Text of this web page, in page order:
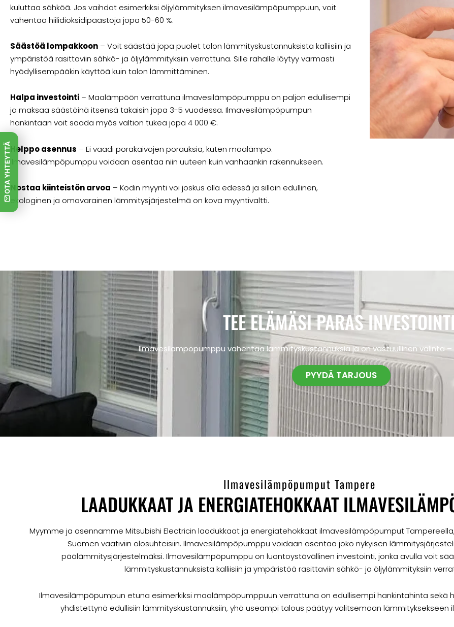
kuluttaa sähköä. Jos vaihdat esimerkiksi öljylämmityksen ilmavesilämpöpumppuun, voit
vähentää hiilidioksidipäästöjä jopa 50-60 %.
Säästöä lompakkoon – Voit säästää jopa puolet talon lämmityskustannuksista kalliisiin ja
ympäristöä rasittaviin sähkö- ja öljylämmityksiin verrattuna. Sille rahalle löytyy varmasti
hyödyllisempääkin käyttöä kuin talon lämmittäminen.
Halpa investointi – Maalämpöön verrattuna ilmavesilämpöpumppu on paljon edullisempi
ja maksaa säästöinä itsensä takaisin jopa 3-5 vuodessa. Ilmavesilämpöpumpun
hankintaan voit saada myös valtion tukea jopa 4 000 €.
Helppo asennus – Ei vaadi porakaivojen porauksia, kuten maalämpö.
Ilmavesilämpöpumppu voidaan asentaa niin uuteen kuin vanhaankin rakennukseen.
Nostaa kiinteistön arvoa – Kodin myynti voi joskus olla edessä ja silloin edullinen,
ekologinen ja omavarainen lämmitysjärjestelmä on kova myyntivaltti.
TEE ELÄMÄSI PARAS
Ilmavesilämpöpumppu vähentää lämmityskustannuksia ja on vastuullinen valinta
PYYDÄ TARJOUS
Ilmavesilämpöpumput Tampere
LAADUKKAAT JA ENERGIATEHOKKAAT
Myymme ja asennamme Mitsubishi Electricin laadukkaat ja energiatehokkaat ilmavesilämpöpumput
Suomen vaativiin olosuhteisiin. Ilmavesilämpöpumppu voidaan asentaa joko nykyisen
päälämmitysjärjestelmäksi. Ilmavesilämpöpumppu on luontoystävällinen investointi, jonka avulla voit
lämmityskustannuksista kalliisiin ja ympäristöä rasittaviin sähkö- ja öljylämmityksiin
Ilmavesilämpöpumpun etuna esimerkiksi maalämpöpumppuun verrattuna on edullisempi hankintahinta sekä
yhdistettynä edullisiin lämmityskustannuksiin, yhä useampi talous päätyy valitsemaan lämmityksekseen
OTA YHTEYTTÄ